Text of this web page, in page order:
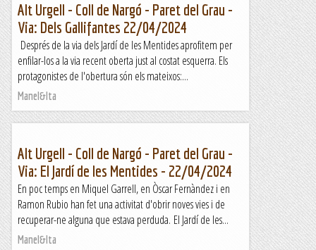
Alt Urgell - Coll de Nargó - Paret del Grau -
Via: Dels Gallifantes 22/04/2024
Després de la via dels Jardí de les Mentides aprofitem per
enfilar-los a la via recent oberta just al costat esquerra. Els
protagonistes de l'obertura són els mateixos:...
Manel&Ita
Alt Urgell - Coll de Nargó - Paret del Grau -
Via: El Jardí de les Mentides - 22/04/2024
En poc temps en Miquel Garrell, en Òscar Fernàndez i en
Ramon Rubio han fet una activitat d'obrir noves vies i de
recuperar-ne alguna que estava perduda. El Jardí de les...
Manel&Ita